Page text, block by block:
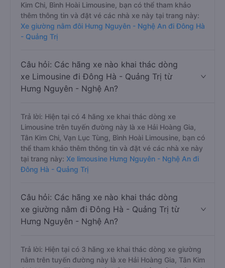
Trả lời: Hiện tại có 2 hãng xe khai thác dòng xe
Limousine giường đôi trên tuyến đường này là xe Tân
Kim Chi, Bình Hoài Limousine, bạn có thể tham khảo
Xe giường nằm đôi Hưng Nguyên - Nghệ An đi Đông Hà
- Quảng Trị
xe Limousine đi Đông Hà - Quảng Trị từ
Hưng Nguyên - Nghệ An?
Trả lời: Hiện tại có 4 hãng xe khai thác dòng xe
Limousine trên tuyến đường này là xe Hải Hoàng Gia,
Tân Kim Chi, Vạn Lục Tùng, Bình Hoài Limousine, bạn có
tại trang này:Xe limousine Hưng Nguyên - Nghệ An đi
Đông Hà - Quảng Trị
xe giường nằm đi Đông Hà - Quảng Trị từ
Hưng Nguyên - Nghệ An?